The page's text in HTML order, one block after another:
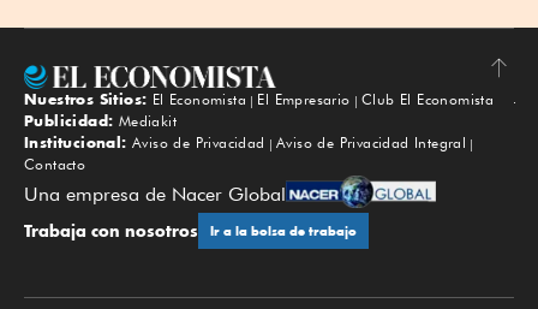
Subir
Nuestros Sitios: El Economista El Empresario
Club El Economista
Publicidad: Mediakit
Institucional: Aviso de Privacidad
Aviso de Privacidad Integral
Contacto
Una empresa de Nacer Global
Trabaja con nosotros Ir a la bolsa de trabajo